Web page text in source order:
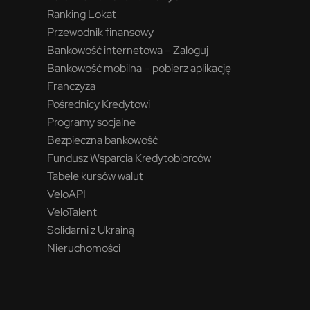
Ranking Lokat
Przewodnik finansowy
Bankowość internetowa – Zaloguj
Bankowość mobilna – pobierz aplikację
Franczyza
Pośrednicy Kredytowi
Programy socjalne
Bezpieczna bankowość
Fundusz Wsparcia Kredytobiorców
Tabele kursów walut
VeloAPI
VeloTalent
Solidarni z Ukrainą
Nieruchomości